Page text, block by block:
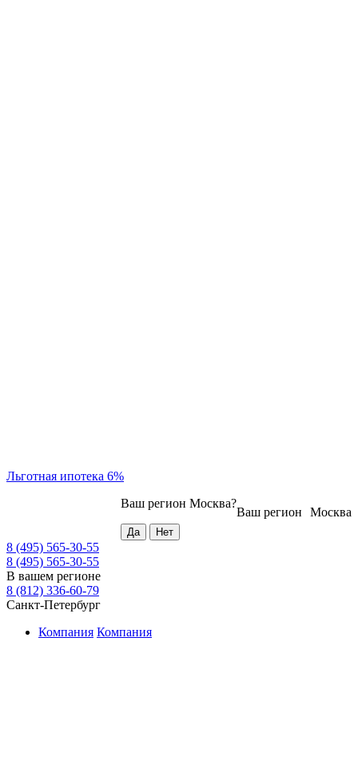
Льготная ипотека 6%
Москва
Ваш регион
Ваш регион Москва?
8 (495) 565-30-55
8 (495) 565-30-55
В вашем регионе
8 (812) 336-60-79
Санкт-Петербург
Компания Компания